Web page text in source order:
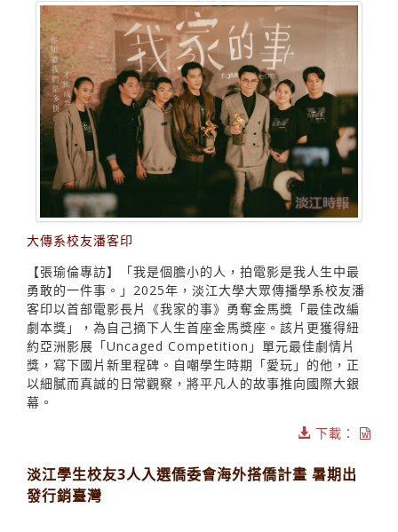
大傳系校友潘客印
【張瑜倫專訪】「我是個膽小的人，拍電影是我人生中最
勇敢的一件事。」2025年，淡江大學大眾傳播學系校友潘
客印以首部電影長片《我家的事》勇奪金馬獎「最佳改編
劇本獎」，為自己摘下人生首座金馬獎座。該片更獲得紐
約亞洲影展「Uncaged Competition」單元最佳劇情片
獎，寫下國片新里程碑。自嘲學生時期「愛玩」的他，正
以細膩而真誠的日常觀察，將平凡人的故事推向國際大銀
幕。
下載：
淡江學生校友3人入選僑委會海外搭僑計畫 暑期出
發行銷臺灣